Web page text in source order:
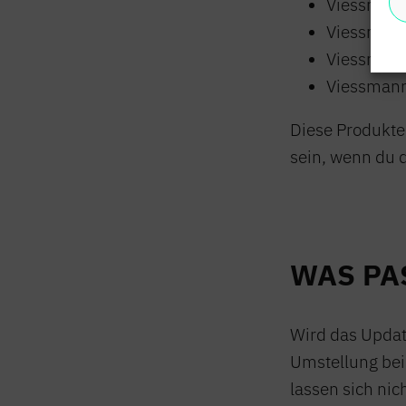
Diese
sein, wenn du
WAS
Wird das
Umstellung
lassen sich